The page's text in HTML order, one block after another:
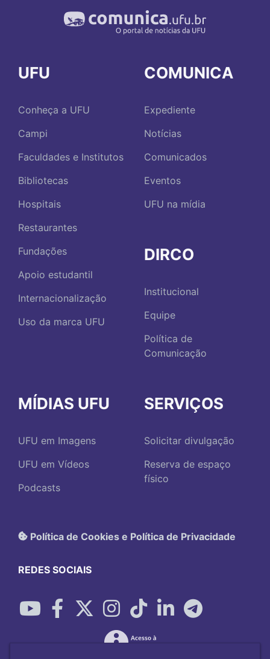
UFU
Conheça a UFU
Campi
Faculdades e Institutos
Bibliotecas
Hospitais
Restaurantes
Fundações
Apoio estudantil
Internacionalização
Uso da marca UFU
COMUNICA
Expediente
Notícias
Comunicados
Eventos
UFU na mídia
DIRCO
Institucional
Equipe
Política de
Comunicação
MÍDIAS UFU
UFU em Imagens
UFU em Vídeos
Podcasts
SERVIÇOS
Solicitar divulgação
Reserva de espaço
físico
Política de Cookies e Política de Privacidade
REDES SOCIAIS